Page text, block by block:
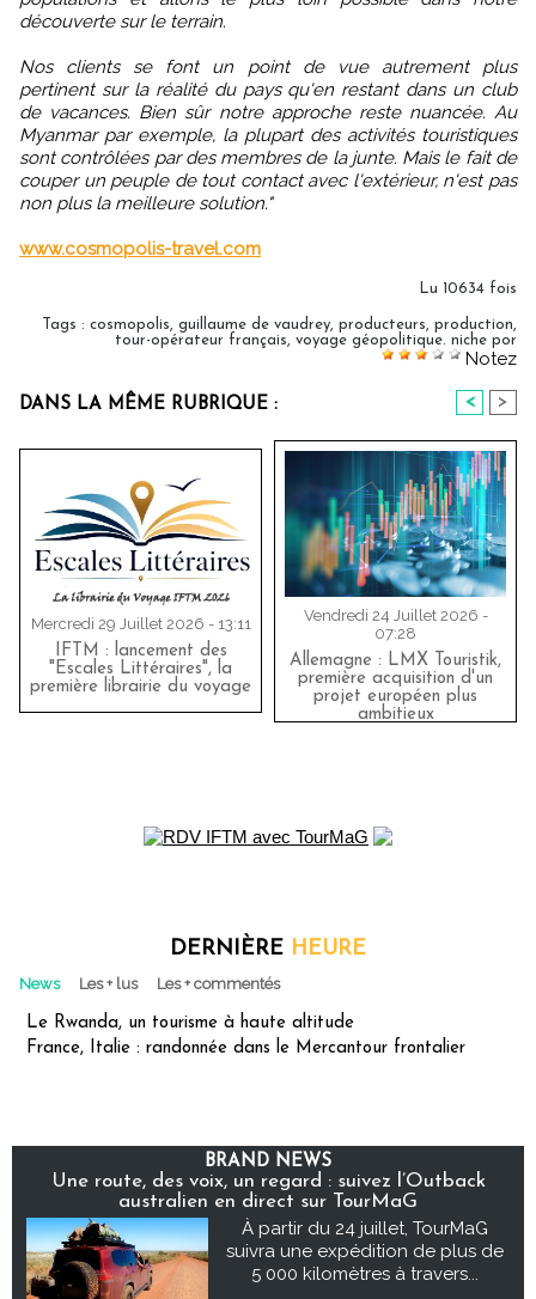
découverte sur le terrain.
Nos clients se font un point de vue autrement plus
pertinent sur la réalité du pays qu'en restant dans un club
de vacances. Bien sûr notre approche reste nuancée. Au
Myanmar par exemple, la plupart des activités touristiques
sont contrôlées par des membres de la junte. Mais le fait de
couper un peuple de tout contact avec l'extérieur, n'est pas
non plus la meilleure solution."
www.cosmopolis-travel.com
Lu 10634 fois
Tags : cosmopolis, guillaume de vaudrey, producteurs, production,
tour-opérateur français, voyage géopolitique. niche por
Notez
DANS LA MÊME RUBRIQUE : < >
Mercredi 29 Juillet 2026 - 13:11
IFTM : lancement des
"Escales Littéraires", la
première librairie du voyage
Vendredi 24 Juillet 2026 -
07:28
Allemagne : LMX Touristik,
première acquisition d'un
projet européen plus
ambitieux
DERNIÈRE HEURE
News Les + lus Les + commentés
Le Rwanda, un tourisme à haute altitude
France, Italie : randonnée dans le Mercantour frontalier
BRAND NEWS
Une route, des voix, un regard : suivez l’Outback
australien en direct sur TourMaG
À partir du 24 juillet, TourMaG
suivra une expédition de plus de
5 000 kilomètres à travers...